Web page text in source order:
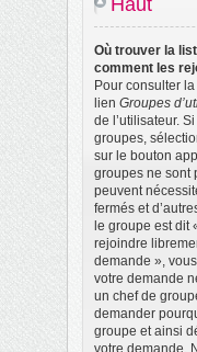
Haut
Où trouver la
comment les
Pour consulter
lien Groupes
de l’utilisateur.
groupes,
sur le bouton
groupes ne sont
peuvent
fermés et
le groupe est dit
rejoindre
demande »,
votre demande
un chef de
demander
groupe et ainsi
votre demande.